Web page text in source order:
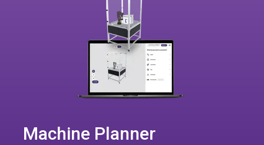
Machine Planner